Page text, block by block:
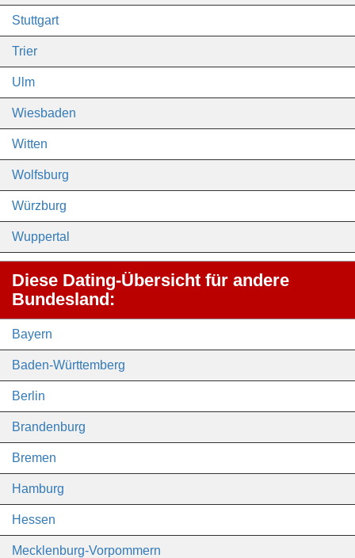
Stuttgart
Trier
Ulm
Wiesbaden
Witten
Wolfsburg
Würzburg
Wuppertal
Diese Dating-Übersicht für andere
Bundesland:
Bayern
Baden-Württemberg
Berlin
Brandenburg
Bremen
Hamburg
Hessen
Mecklenburg-Vorpommern